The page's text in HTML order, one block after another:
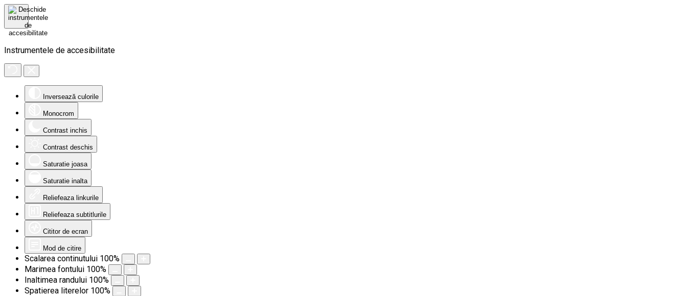
Instrumentele de accesibilitate
Inversează culorile
Monocrom
Contrast inchis
Contrast deschis
Saturatie joasa
Saturatie inalta
Reliefeaza linkurile
Reliefeaza subtitlurile
Cititor de ecran
Mod de citire
Scalarea continutului 100%
Marimea fontului 100%
Inaltimea randului 100%
Spatierea literelor 100%